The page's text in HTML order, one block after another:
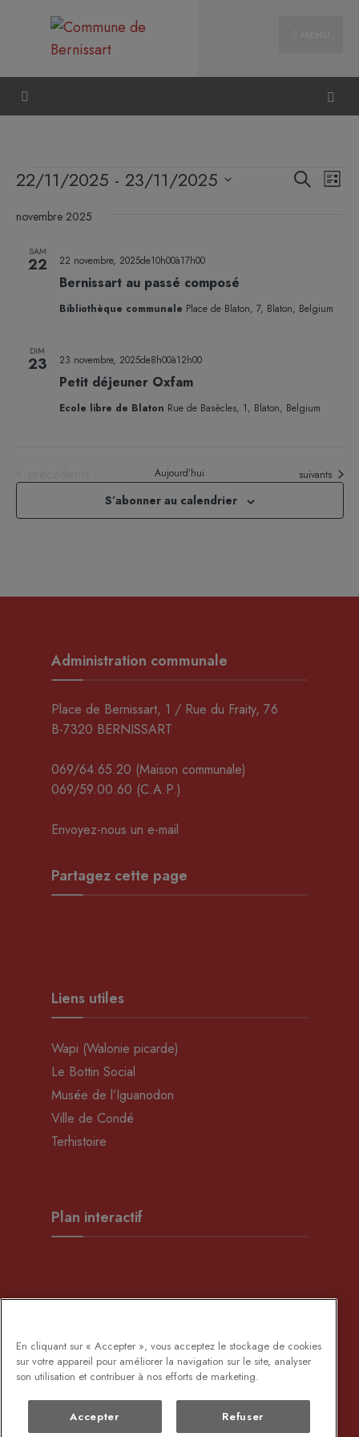
Recherche
Liste
22/11/2025 - 23/11/2025
une
date.
novembre 2025
SAM
22
Bernissart au passé composé
22 novembre, 2025de10h00à17h00
Bibliothèque communale Place de Blaton, 7, Blaton, Belgium
DIM
23
Petit déjeuner Oxfam
23 novembre, 2025de8h00à12h00
Ecole libre de Blaton Rue de Basècles, 1, Blaton, Belgium
Aujourd’hui Évènements
suivants
S’abonner au calendrier
Administration communale
Place de Bernissart, 1 / Rue du Fraity, 76
B-7320 BERNISSART
069/64.65.20 (Maison communale)
069/59.00.60 (C.A.P.)
Envoyez-nous un e-mail
Partagez cette page
Liens utiles
Wapi (Walonie picarde)
Le Bottin Social
Musée de l’Iguanodon
Ville de Condé
Terhistoire
Plan interactif
En cliquant sur « Accepter », vous acceptez le stockage de cookies
sur votre appareil pour améliorer la navigation sur le site, analyser
son utilisation et contribuer à nos efforts de marketing.
Accepter Refuser